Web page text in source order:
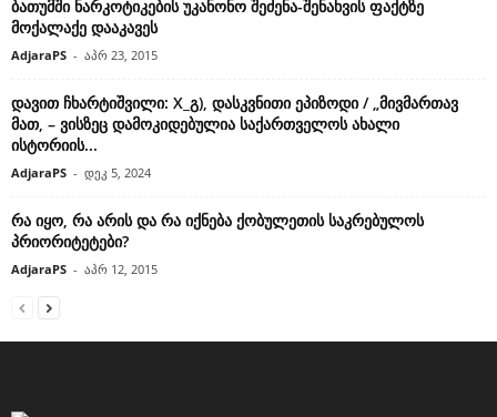
ბათუმში ნარკოტიკების უკანონო შეძენა-შენახვის ფაქტზე
მოქალაქე დააკავეს
AdjaraPS - აპრ 23, 2015
დავით ჩხარტიშვილი: X_გ), დასკვნითი ეპიზოდი / „მივმართავ
მათ, – ვისზეც დამოკიდებულია საქართველოს ახალი
ისტორიის...
AdjaraPS - დეკ 5, 2024
რა იყო, რა არის და რა იქნება ქობულეთის საკრებულოს
პრიორიტეტები?
AdjaraPS - აპრ 12, 2015